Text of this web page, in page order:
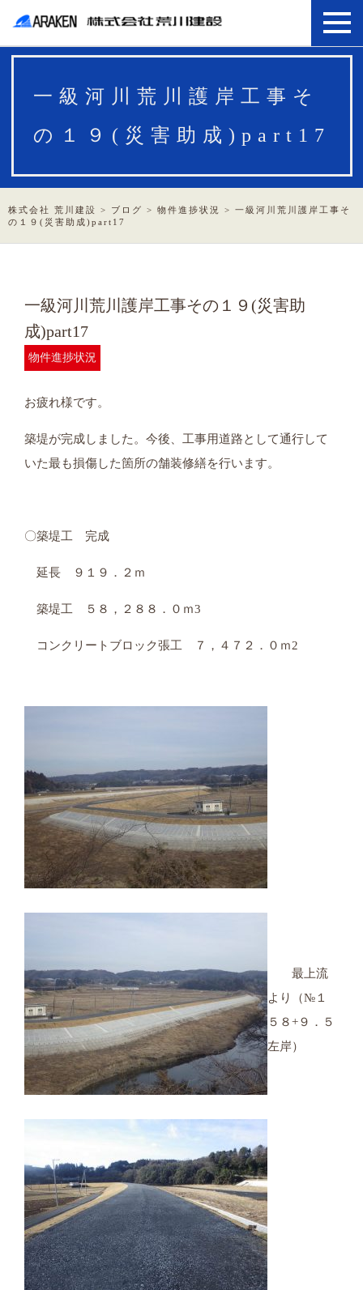
一級河川荒川護岸工事そ
の１９(災害助成)part17
株式会社 荒川建設 > ブログ > 物件進捗状況 > 一級河川荒川護岸工事そ
の１９(災害助成)part17
一級河川荒川護岸工事その１９(災害助
成)part17
物件進捗状況
お疲れ様です。
築堤が完成しました。今後、工事用道路として通行して
いた最も損傷した箇所の舗装修繕を行います。
〇築堤工 完成
延長 ９１９．２ｍ
築堤工 ５８，２８８．０ｍ3
コンクリートブロック張工 ７，４７２．０ｍ2
最上流
より（№１
５８+９．５
左岸）